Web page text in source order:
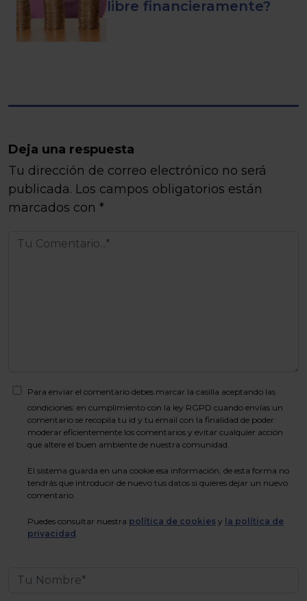
libre financieramente?
Deja una respuesta
Tu dirección de correo electrónico no será
publicada. Los campos obligatorios están
marcados con *
Para enviar el comentario debes marcar la casilla aceptando las
condiciones: en cumplimiento con la ley RGPD cuando envías un
comentario se recopila tu id y tu email con la finalidad de poder
moderar eficientemente los comentarios y evitar cualquier acción
que altere el buen ambiente de nuestra comunidad.
El sistema guarda en una cookie esa información, de esta forma no
tendrás que introducir de nuevo tus datos si quieres dejar un nuevo
comentario.
Puedes consultar nuestra política de cookies y la política de
privacidad .